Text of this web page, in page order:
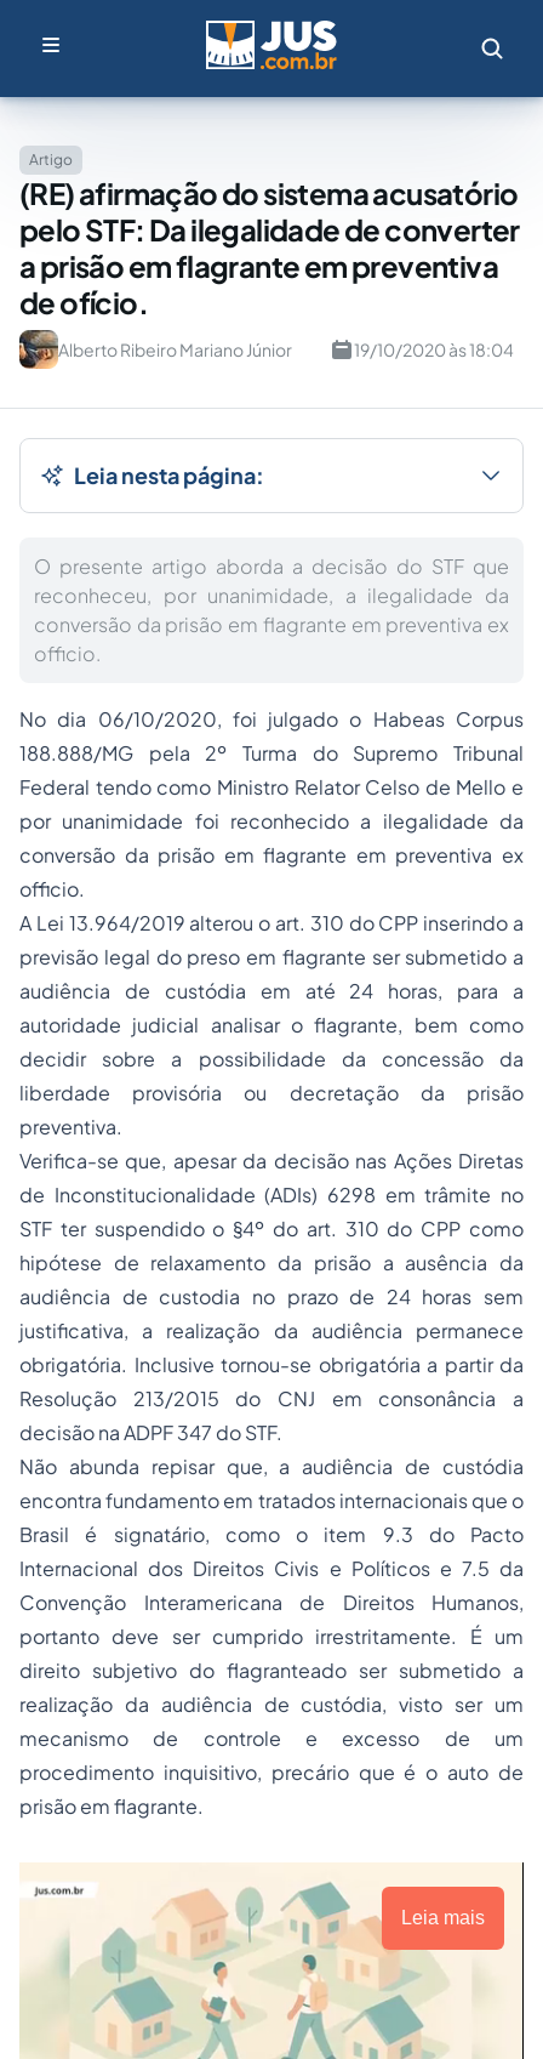
Artigo
(RE) afirmação do sistema acusatório
pelo STF: Da ilegalidade de converter
a prisão em flagrante em preventiva
de ofício.
Alberto Ribeiro Mariano Júnior 19/10/2020 às 18:04
Leia nesta página:
O presente artigo aborda a decisão do STF que
reconheceu, por unanimidade, a ilegalidade da
conversão da prisão em flagrante em preventiva ex
officio.
No dia 06/10/2020, foi julgado o Habeas Corpus
188.888/MG pela 2º Turma do Supremo Tribunal
Federal tendo como Ministro Relator Celso de Mello e
por unanimidade foi reconhecido a ilegalidade da
conversão da prisão em flagrante em preventiva ex
officio.
A Lei 13.964/2019 alterou o art. 310 do CPP inserindo a
previsão legal do preso em flagrante ser submetido a
audiência de custódia em até 24 horas, para a
autoridade judicial analisar o flagrante, bem como
decidir sobre a possibilidade da concessão da
liberdade provisória ou decretação da prisão
preventiva.
Verifica-se que, apesar da decisão nas Ações Diretas
de Inconstitucionalidade (ADIs) 6298 em trâmite no
STF ter suspendido o §4º do art. 310 do CPP como
hipótese de relaxamento da prisão a ausência da
audiência de custodia no prazo de 24 horas sem
justificativa, a realização da audiência permanece
obrigatória. Inclusive tornou-se obrigatória a partir da
Resolução 213/2015 do CNJ em consonância a
decisão na ADPF 347 do STF.
Não abunda repisar que, a audiência de custódia
encontra fundamento em tratados internacionais que o
Brasil é signatário, como o item 9.3 do Pacto
Internacional dos Direitos Civis e Políticos e 7.5 da
Convenção Interamericana de Direitos Humanos,
portanto deve ser cumprido irrestritamente. É um
direito subjetivo do flagranteado ser submetido a
realização da audiência de custódia, visto ser um
mecanismo de controle e excesso de um
procedimento inquisitivo, precário que é o auto de
prisão em flagrante.
Leia mais